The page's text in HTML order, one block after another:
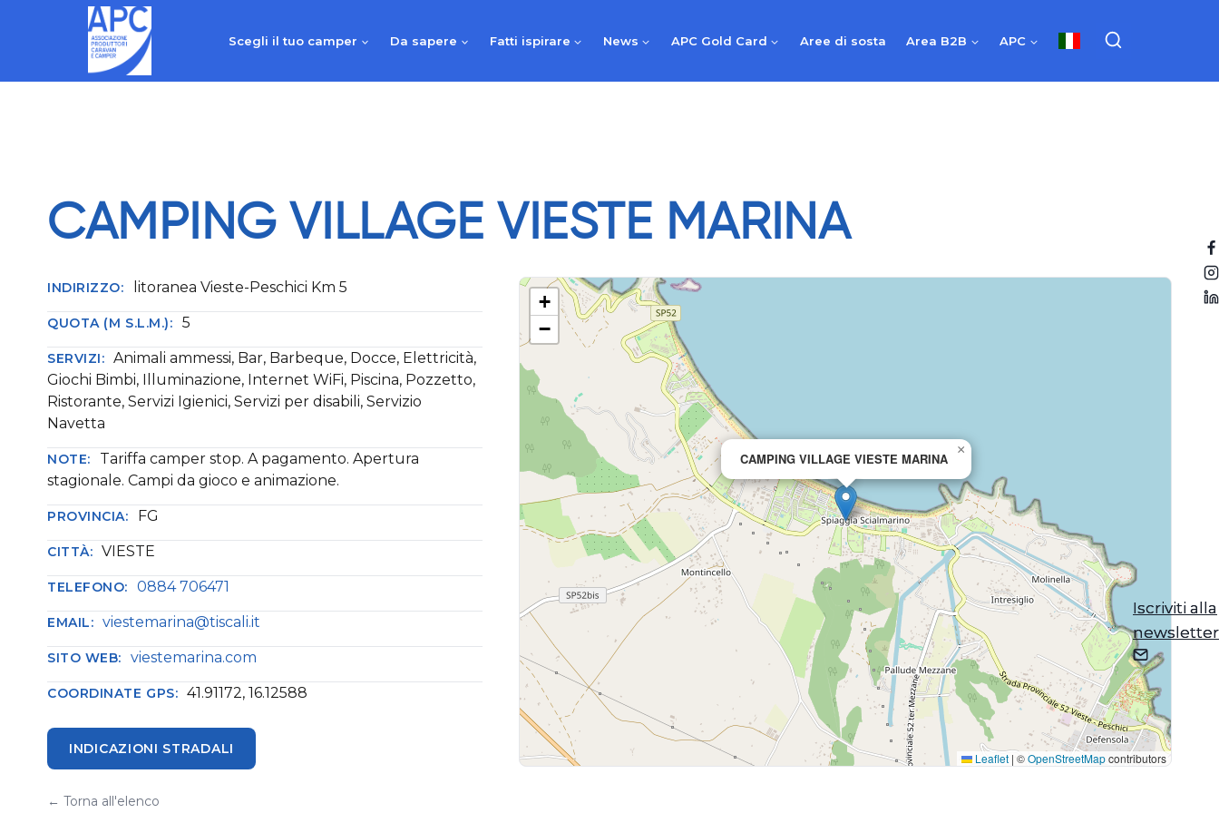
Scegli il tuo camper Da sapere Fatti ispirare News APC Gold Card Aree di sosta Area B2B APC
Iscriviti alla
newsletter
CAMPING VILLAGE VIESTE MARINA
INDIRIZZO: litoranea Vieste-Peschici Km 5
QUOTA (M S.L.M.): 5
SERVIZI: Animali ammessi, Bar, Barbeque, Docce, Elettricità,
Giochi Bimbi, Illuminazione, Internet WiFi, Piscina, Pozzetto,
Ristorante, Servizi Igienici, Servizi per disabili, Servizio
Navetta
NOTE:
Tariffa camper stop. A pagamento. Apertura
stagionale. Campi da gioco e animazione.
PROVINCIA: FG
CITTÀ: VIESTE
TELEFONO: 0884 706471
EMAIL: viestemarina@tiscali.it
SITO WEB: viestemarina.com
COORDINATE GPS: 41.91172, 16.12588
INDICAZIONI STRADALI
← Torna all'elenco
CAMPING VILLAGE VIESTE MARINA
×
+
−
Leaflet | ©OpenStreetMapcontributors
Iscriviti alla
newsletter